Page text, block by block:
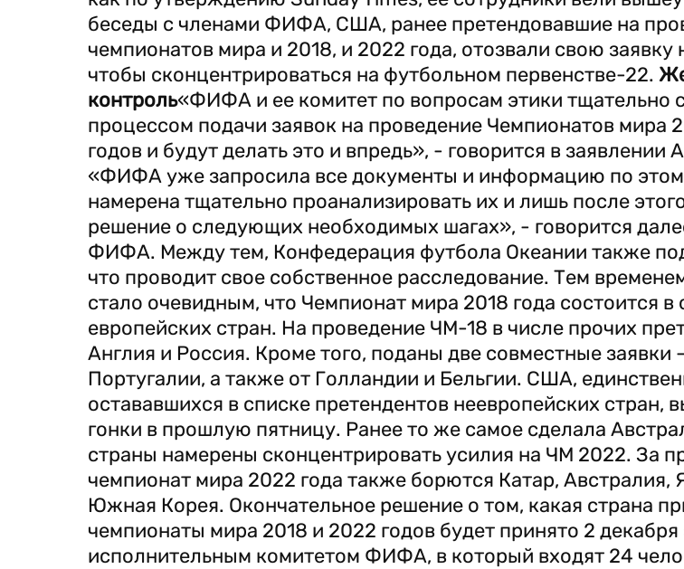
беседы с членами ФИФА, США, ранее претендовавшие на
чемпионатов мира и 2018, и 2022 года, отозвали свою заявку
чтобы сконцентрироваться на футбольном первенстве-22.
контроль«ФИФА и ее комитет по вопросам этики тщательно
процессом подачи заявок на проведение Чемпионатов мира
годов и будут делать это и впредь», - говорится в заявлении
«ФИФА уже запросила все документы и информацию по
намерена тщательно проанализировать их и лишь после
решение о следующих необходимых шагах», - говорится
ФИФА. Между тем, Конфедерация футбола Океании также
что проводит свое собственное расследование. Тем
стало очевидным, что Чемпионат мира 2018 года состоится в
европейских стран. На проведение ЧМ-18 в числе прочих
Англия и Россия. Кроме того, поданы две совместные заявки
Португалии, а также от Голландии и Бельгии. США,
остававшихся в списке претендентов неевропейских стран,
гонки в прошлую пятницу. Ранее то же самое сделала
страны намерены сконцентрировать усилия на ЧМ 2022. За
чемпионат мира 2022 года также борются Катар, Австралия,
Южная Корея. Окончательное решение о том, какая страна
чемпионаты мира 2018 и 2022 годов будет принято 2 декабря
исполнительным комитетом ФИФА, в который входят 24